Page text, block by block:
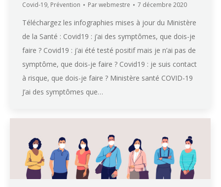
Covid-19, Prévention Parwebmestre 7 décembre 2020
Téléchargez les infographies mises à jour du Ministère
de la Santé : Covid19 : j’ai des symptômes, que dois-je
faire ? Covid19 : j’ai été testé positif mais je n’ai pas de
symptôme, que dois-je faire ? Covid19 : je suis contact
à risque, que dois-je faire ? Ministère santé COVID-19
J’ai des symptômes que…